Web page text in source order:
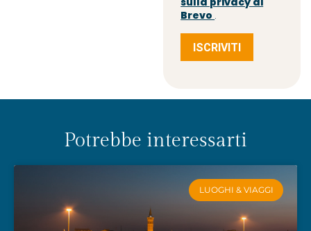
Brevo .
ISCRIVITI
Potrebbe interessarti
LUOGHI & VIAGGI